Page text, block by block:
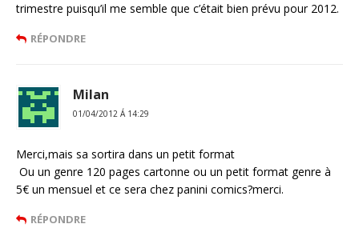
trimestre puisqu’il me semble que c’était bien prévu pour 2012.
RÉPONDRE
Milan
01/04/2012 Á 14:29
Merci,mais sa sortira dans un petit format
Ou un genre 120 pages cartonne ou un petit format genre à
5€ un mensuel et ce sera chez panini comics?merci.
RÉPONDRE